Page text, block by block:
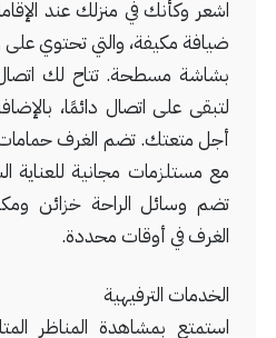
ضيافة مكيفة، والتي تحتوي على
بشاشة مسطحة. تتاح لك اتصال
لتبقى على اتصال دائمًا،
أجل متعتك. تضم الغرف
مع مستلزمات مجانية
تضم وسائل الراحة خزائن
الغرف في أوقات محددة.
الخدمات الترفيهية
استمتع بمشاهدة المناظر